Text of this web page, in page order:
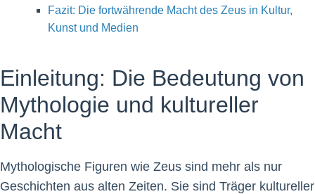
Fazit: Die fortwährende Macht des Zeus in Kultur,
Kunst und Medien
Einleitung: Die Bedeutung von
Mythologie und kultureller
Macht
Mythologische Figuren wie Zeus sind mehr als nur
Geschichten aus alten Zeiten. Sie sind Träger kultureller